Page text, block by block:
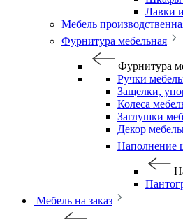
Лавки
Мебель
Фурнитура мебельная
Фурнитура
Ручки
Защелки,
Колеса
Заглушки
Декор
Наполнение
Мебель на заказ